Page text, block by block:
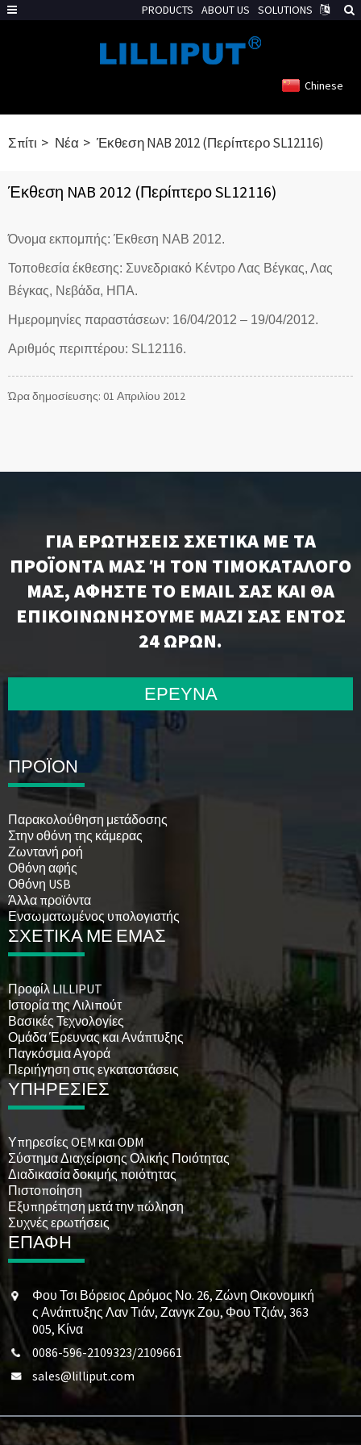
Chinese
Σπίτι Νέα Έκθεση NAB 2012 (Περίπτερο SL12116)
Έκθεση NAB 2012 (Περίπτερο SL12116)
Όνομα εκπομπής: Έκθεση NAB 2012.
Τοποθεσία έκθεσης: Συνεδριακό Κέντρο Λας Βέγκας, Λας
Βέγκας, Νεβάδα, ΗΠΑ.
Ημερομηνίες παραστάσεων: 16/04/2012 – 19/04/2012.
Αριθμός περιπτέρου: SL12116.
Ώρα δημοσίευσης: 01 Απριλίου 2012
ΓΙΑ ΕΡΩΤΉΣΕΙΣ ΣΧΕΤΙΚΆ ΜΕ ΤΑ
ΠΡΟΪΌΝΤΑ ΜΑΣ Ή ΤΟΝ ΤΙΜΟΚΑΤΆΛΟΓΌ Μ
ΑΣ, ΑΦΉΣΤΕ ΤΟ EMAIL ΣΑΣ ΚΑΙ ΘΑ Ε
ΠΙΚΟΙΝΩΝΉΣΟΥΜΕ ΜΑΖΊ ΣΑΣ ΕΝΤΌΣ 2
4 ΩΡΏΝ.
ΕΡΕΥΝΑ
ΠΡΟΪΟΝ
Παρακολούθηση μετάδοσης
Στην οθόνη της κάμερας
Ζωντανή ροή
Οθόνη αφής
Οθόνη USB
Άλλα προϊόντα
Ενσωματωμένος υπολογιστής
ΣΧΕΤΙΚΑ ΜΕ ΕΜΑΣ
Προφίλ LILLIPUT
Ιστορία της Λιλιπούτ
Βασικές Τεχνολογίες
Ομάδα Έρευνας και Ανάπτυξης
Παγκόσμια Αγορά
Περιήγηση στις εγκαταστάσεις
ΥΠΗΡΕΣΙΕΣ
Υπηρεσίες OEM και ODM
Σύστημα Διαχείρισης Ολικής Ποιότητας
Διαδικασία δοκιμής ποιότητας
Πιστοποίηση
Εξυπηρέτηση μετά την πώληση
Συχνές ερωτήσεις
ΕΠΑΦΗ
Φου Τσι Βόρειος Δρόμος Νο. 26, Ζώνη Οικονομική
ς Ανάπτυξης Λαν Τιάν, Ζανγκ Ζου, Φου Τζιάν, 363
005, Κίνα
0086-596-2109323/2109661
sales@lilliput.com
PRODUCTS ABOUT US SOLUTIONS